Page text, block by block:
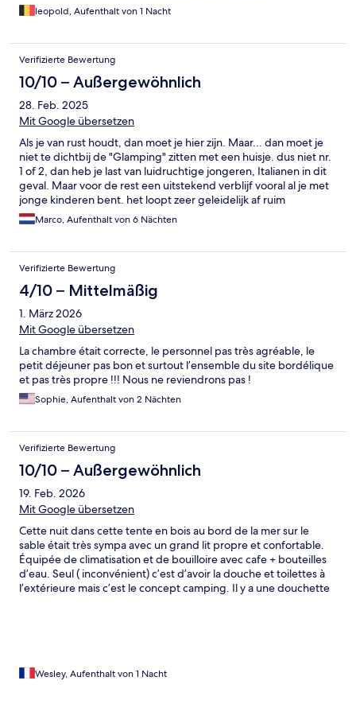
leopold, Aufenthalt von 1 Nacht
Verifizierte Bewertung
10/10 – Außergewöhnlich
28. Feb. 2025
Mit Google übersetzen
Als je van rust houdt, dan moet je hier zijn. Maar... dan moet je
niet te dichtbij de "Glamping" zitten met een huisje. dus niet nr.
1 of 2, dan heb je last van luidruchtige jongeren, Italianen in dit
geval. Maar voor de rest een uitstekend verblijf vooral al je met
jonge kinderen bent. het loopt zeer geleidelijk af ruim
150/200mt. voordat het dieper wordt. Ideaal ! Prachtige
zonsondergang !
Marco, Aufenthalt von 6 Nächten
Verifizierte Bewertung
4/10 – Mittelmäßig
1. März 2026
Mit Google übersetzen
La chambre était correcte, le personnel pas très agréable, le
petit déjeuner pas bon et surtout l’ensemble du site bordélique
et pas très propre !!! Nous ne reviendrons pas !
Sophie, Aufenthalt von 2 Nächten
Verifizierte Bewertung
10/10 – Außergewöhnlich
19. Feb. 2026
Mit Google übersetzen
Cette nuit dans cette tente en bois au bord de la mer sur le
sable était très sympa avec un grand lit propre et confortable.
Équipée de climatisation et de bouilloire avec cafe + bouteilles
d’eau. Seul ( inconvénient) c’est d’avoir la douche et toilettes à
l’extérieure mais c’est le concept camping. Il y a une douchette
Wesley, Aufenthalt von 1 Nacht